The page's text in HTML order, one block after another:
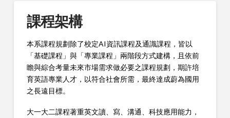
課程架構
本系課程規劃除了校定AI資訊課程及通識課程，皆以
「基礎課程」與「專業課程」兩階段方式建構，且依前
瞻與綜合考量未來市場需求做必要之課程規劃，期許培
育英語專業人才，以符合社會所需，最終達成蔚為國用
之長遠目標。
大一大二課程著重英文讀、寫、溝通、科技應用能力，